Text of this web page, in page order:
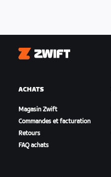
Zwift
ACHATS
Magasin Zwift
Commandes et facturation
Retours
FAQ achats